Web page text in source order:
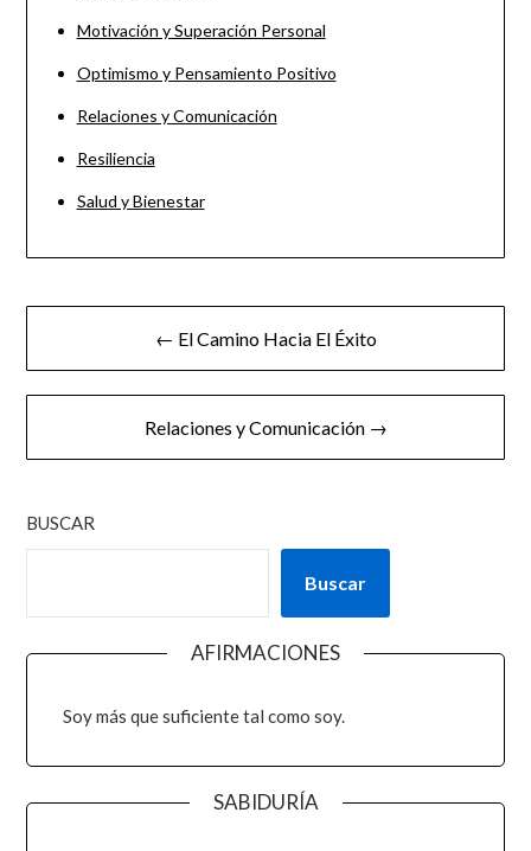
Motivación y Superación Personal
Optimismo y Pensamiento Positivo
Relaciones y Comunicación
Resiliencia
Salud y Bienestar
← El Camino Hacia El Éxito
Relaciones y Comunicación →
BUSCAR
Buscar
AFIRMACIONES
Soy más que suficiente tal como soy.
SABIDURÍA